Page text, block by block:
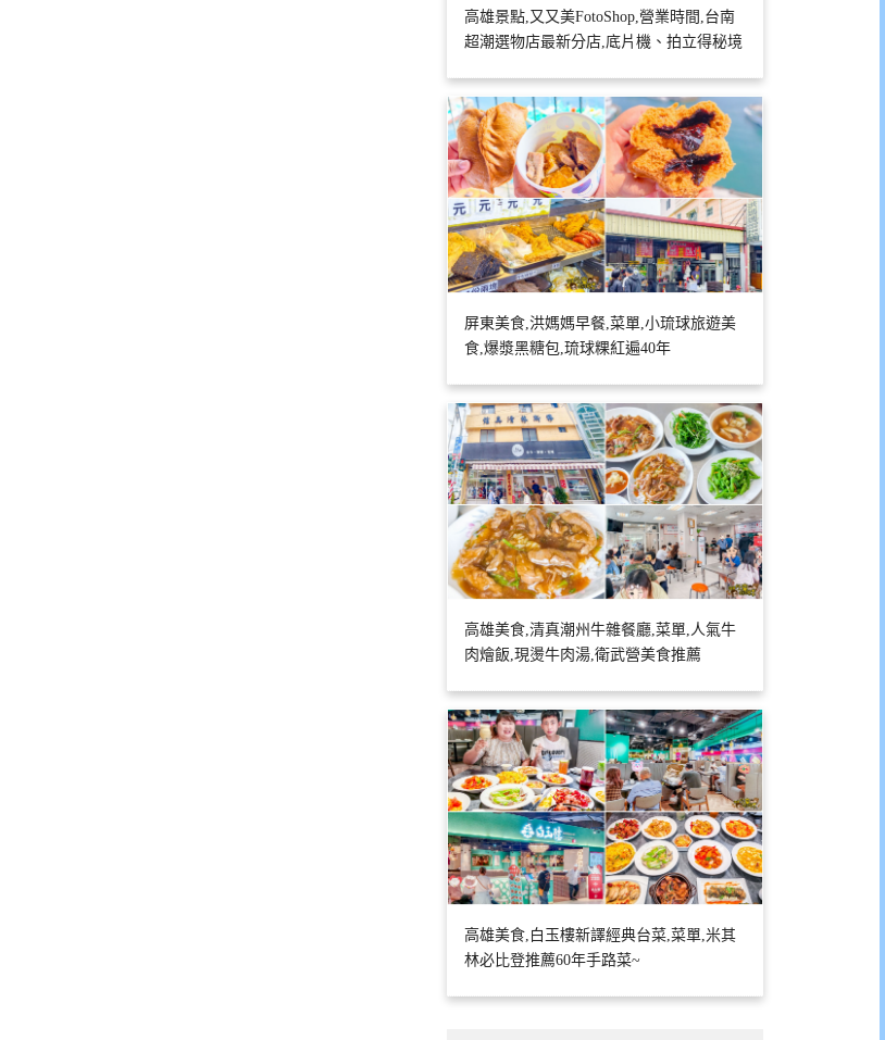
高雄景點,又又美FotoShop,營業時間,台南
超潮選物店最新分店,底片機、拍立得秘境
屏東美食,洪媽媽早餐,菜單,小琉球旅遊美
食,爆漿黑糖包,琉球粿紅遍40年
高雄美食,清真潮州牛雜餐廳,菜單,人氣牛
肉燴飯,現燙牛肉湯,衛武營美食推薦
高雄美食,白玉樓新譯經典台菜,菜單,米其
林必比登推薦60年手路菜~